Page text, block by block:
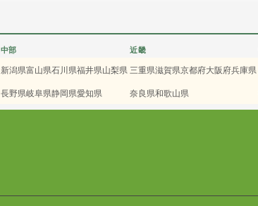
中部
新潟県富山県石川県福井県山梨県
長野県岐阜県静岡県愛知県
近畿
三重県滋賀県京都府大阪府兵庫県
奈良県和歌山県